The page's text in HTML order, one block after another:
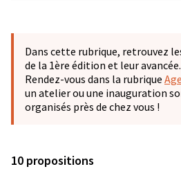
−
Dans cette rubrique, retrouvez
de la 1ère édition et leur
Rendez-vous dans la rubrique
un atelier ou une inauguration
organisés près de chez vous !
10 propositions